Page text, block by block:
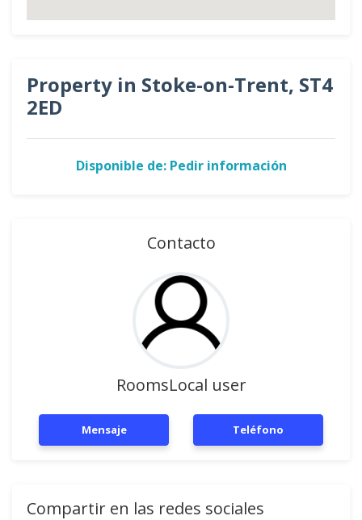
Property in Stoke-on-Trent, ST4
2ED
Disponible de: Pedir información
Contacto
RoomsLocal user
Mensaje Teléfono
Compartir en las redes sociales